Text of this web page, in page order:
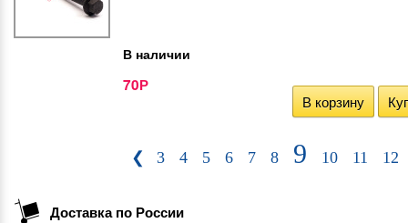
В наличии
70Р
В корзину
❮ 3 4 5 6 7 8 9 10 11 12
Доставка по России